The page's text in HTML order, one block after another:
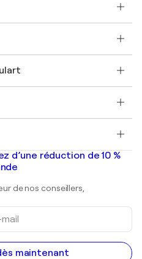
commercial
original
d’une réduction de 10 %
de nos conseillers,
maintenant